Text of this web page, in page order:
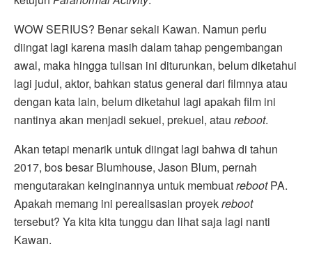
WOW SERIUS? Benar sekali Kawan. Namun perlu
diingat lagi karena masih dalam tahap pengembangan
awal, maka hingga tulisan ini diturunkan, belum diketahui
lagi judul, aktor, bahkan status general dari filmnya atau
dengan kata lain, belum diketahui lagi apakah film ini
nantinya akan menjadi sekuel, prekuel, atau reboot.
Akan tetapi menarik untuk diingat lagi bahwa di tahun
2017, bos besar Blumhouse, Jason Blum, pernah
mengutarakan keinginannya untuk membuatrebootPA.
Apakah memang ini perealisasian proyekreboot
tersebut? Ya kita kita tunggu dan lihat saja lagi nanti
Kawan.